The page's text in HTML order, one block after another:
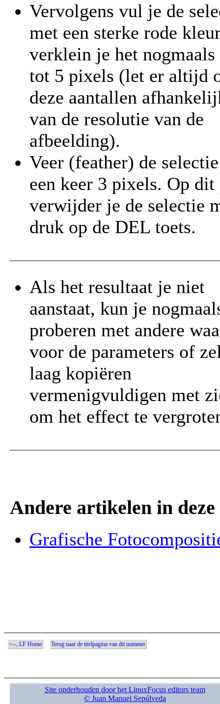
Vervolgens vul je de
met een sterke rode
verklein je het nogmaals
tot 5 pixels (let er altijd
deze aantallen
van de resolutie van de
afbeelding).
Veer (feather) de
een keer 3 pixels. Op dit
verwijder je de selectie
druk op de DEL toets.
Als het resultaat je niet
aanstaat, kun je
proberen met andere
voor de parameters of
laag kopiëren
vermenigvuldigen met
om het effect te
Andere artikelen in deze
Grafische
<--, LF Home Terug naar de titelpagina van dit nummer
Site onderhouden door het LinuxFocus editors team
© Juan Manuel Sepúlveda